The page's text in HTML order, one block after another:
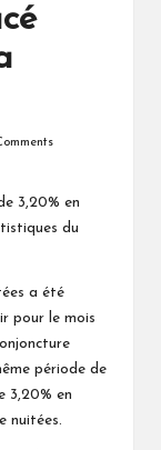
3,20% en
du
a été
pour le mois
période de
3,20% en
nuitées.